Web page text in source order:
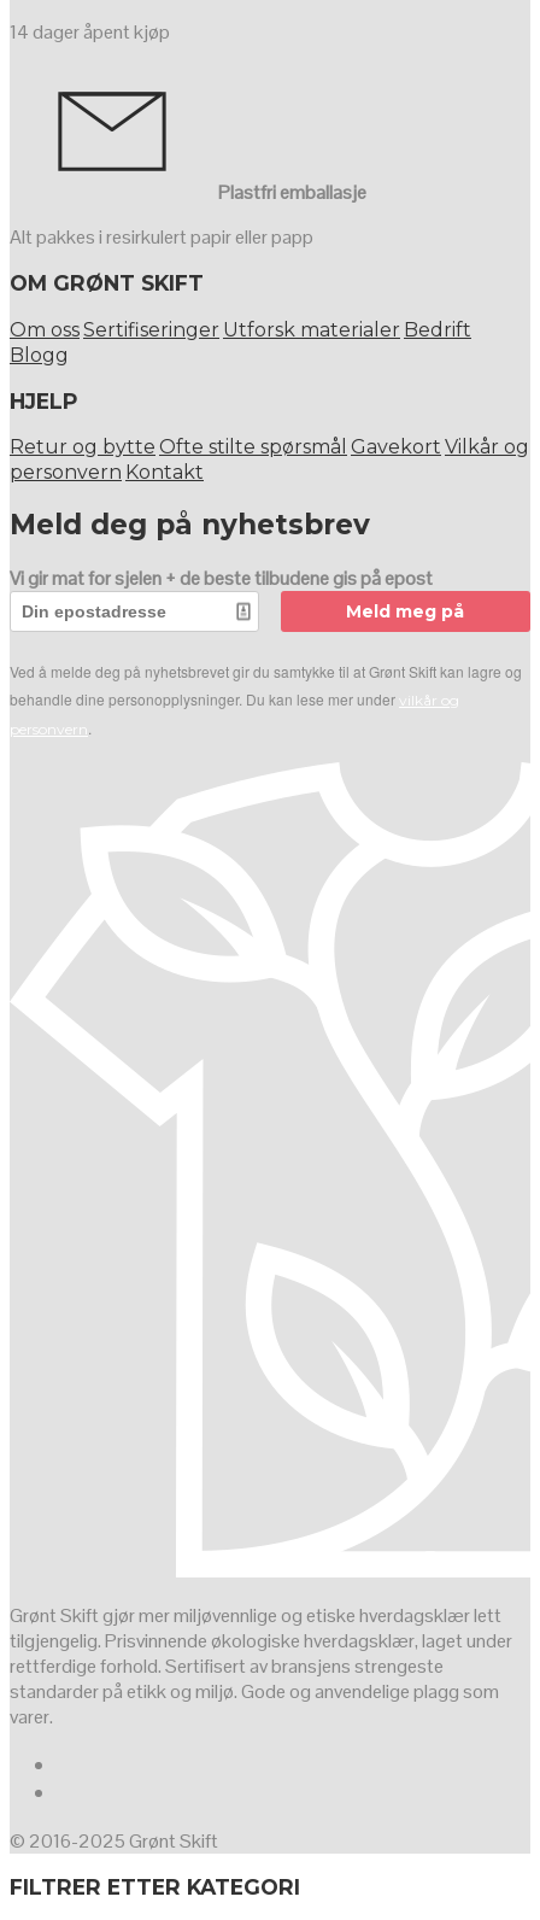
14 dager åpent kjøp
Plastfri emballasje
Alt pakkes i resirkulert papir eller papp
OM GRØNT SKIFT
Om ossSertifiseringer Utforsk materialer Bedrift
Blogg
HJELP
Retur og bytte Ofte stilte spørsmål Gavekort Vilkår og
personvern Kontakt
Meld deg på nyhetsbrev
Vi gir mat for sjelen + de beste tilbudene gis på epost
Meld meg på
Ved å melde deg på nyhetsbrevet gir du samtykke til at Grønt Skift kan lagre og
behandle dine personopplysninger. Du kan lese mer under vilkår og
personvern
Grønt Skift gjør mer miljøvennlige og etiske hverdagsklær lett
tilgjengelig. Prisvinnende økologiske hverdagsklær, laget under
rettferdige forhold. Sertifisert av bransjens strengeste
standarder på etikk og miljø. Gode og anvendelige plagg som
varer.
© 2016-2025 Grønt Skift
FILTRER ETTER KATEGORI